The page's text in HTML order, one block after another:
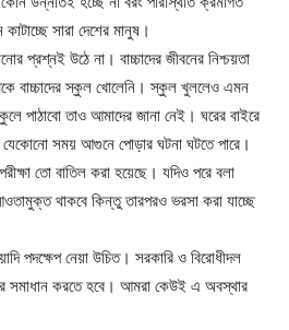
সারা দেশের মানুষ।
প্রশ্নই উঠে না। বাচ্চাদের জীবনের নিশ্চয়তা
বাচ্চাদের স্কুল খোলেনি। স্কুল খুললেও এমন
পাঠাবো তাও আমাদের জানা নেই। ঘরের বাইরে
যেকোনো সময় আগুনে পোড়ার ঘটনা ঘটতে পারে।
তো বাতিল করা হয়েছে। যদিও পরে বলা
থাকবে কিন্তু তারপরও ভরসা করা যাচ্ছে
পদক্ষেপ নেয়া উচিত। সরকারি ও বিরোধীদল
করতে হবে। আমরা কেউই এ অবস্থার